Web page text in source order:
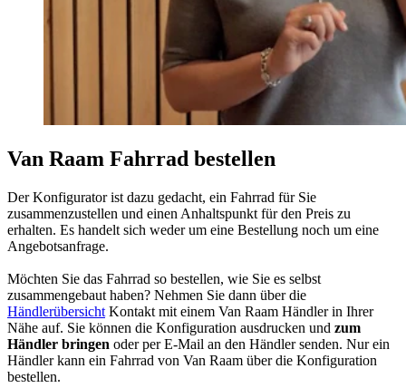
Van Raam Fahrrad bestellen
Der Konfigurator ist dazu gedacht, ein Fahrrad für Sie
zusammenzustellen und einen Anhaltspunkt für den Preis zu
erhalten. Es handelt sich weder um eine Bestellung noch um eine
Angebotsanfrage.
Möchten Sie das Fahrrad so bestellen, wie Sie es selbst
zusammengebaut haben? Nehmen Sie dann über die
Händlerübersicht Kontakt mit einem Van Raam Händler in Ihrer
Nähe auf. Sie können die Konfiguration ausdrucken und zum
Händler bringen oder per E-Mail an den Händler senden. Nur ein
Händler kann ein Fahrrad von Van Raam über die Konfiguration
bestellen.